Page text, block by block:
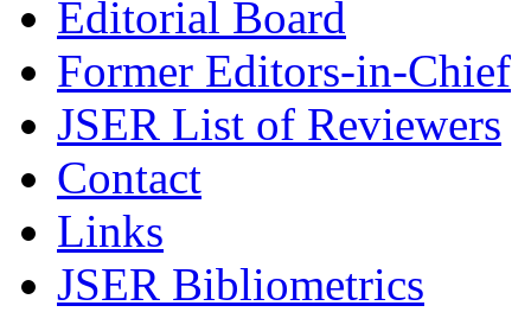
Editorial Board
Former Editors-in-Chief
JSER List of Reviewers
Contact
Links
JSER Bibliometrics